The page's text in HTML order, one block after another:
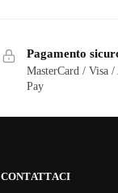
Pagamento
MasterCard / Visa
Pay
CONTATTACI